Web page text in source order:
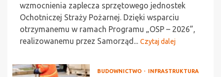
wzmocnienia zaplecza sprzętowego jednostek
Ochotniczej Straży Pożarnej. Dzięki wsparciu
otrzymanemu w ramach Programu „OSP – 2026”,
realizowanemu przez Samorząd... Czytaj dalej
BUDOWNICTWO INFRASTRUKTURA